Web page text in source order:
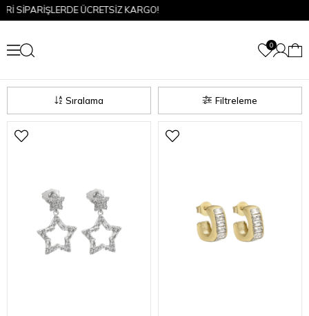
ÜCRETSİZ KARGO!
0
Filtreleme
Sıralama